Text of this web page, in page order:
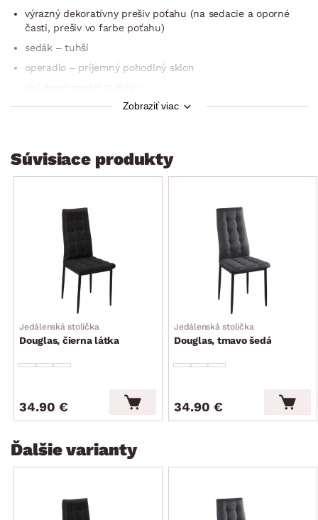
výrazný dekoratívny prešiv poťahu (na sedacie a oporné
časti, prešiv vo farbe poťahu)
sedák – tuhší
operadlo – príjemný pohodlný sklon
odporúčaná nosnosť do 100 kg
Zobraziť viac
Súvisiace produkty
Jedálenská stolička
Douglas, čierna látka
34.90 €
Jedálenská stolička
Douglas, tmavo šedá
34.90 €
Ďalšie varianty